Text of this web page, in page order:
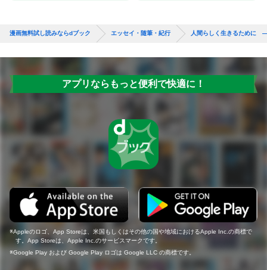
漫画無料試し読みならdブック エッセイ・随筆・紀行 人間らしく生きるために
アプリならもっと便利で快適に！
Appleのロゴ、App Storeは、米国もしくはその他の国や地域におけるApple Inc.の商標で
す。App Storeは、Apple Inc.のサービスマークです。
Google Play および Google Play ロゴは Google LLC の商標です。